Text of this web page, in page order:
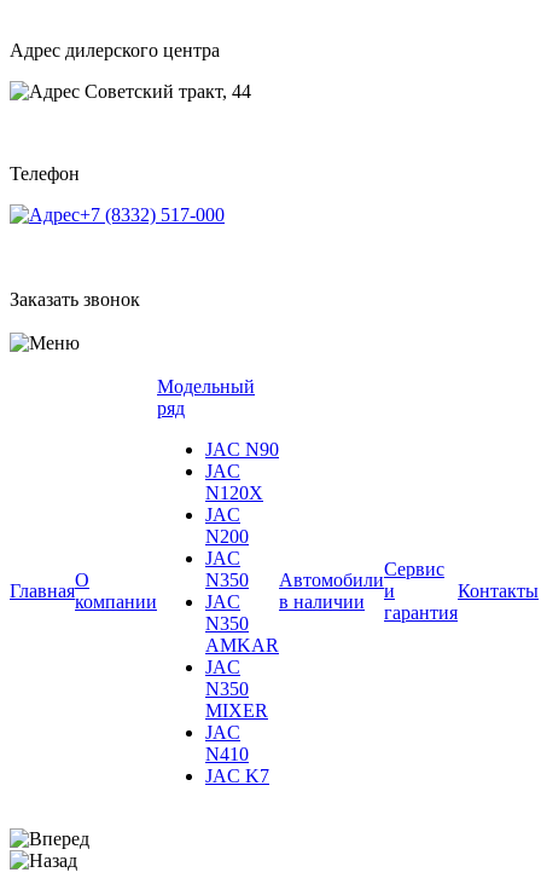
Адрес дилерского центра
Советский тракт, 44
Телефон
+7 (8332) 517-000
Заказать звонок
Главная
О
компании
Модельный
ряд
JAC N90
JAC
N120X
JAC
N200
JAC
N350
JAC
N350
AMKAR
JAC
N350
MIXER
JAC
N410
JAC K7
Автомобили
в наличии
Сервис
и
гарантия
Контакты